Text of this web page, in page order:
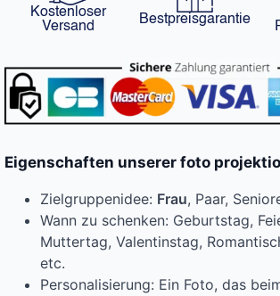
Kostenloser
Versand
Bestpreisgarantie
Eigenschaften unserer foto
Zielgruppenidee: Frau, Paar,
Wann zu schenken: Geburtstag,
Muttertag, Valentinstag,
etc.
Personalisierung: Ein Foto, das